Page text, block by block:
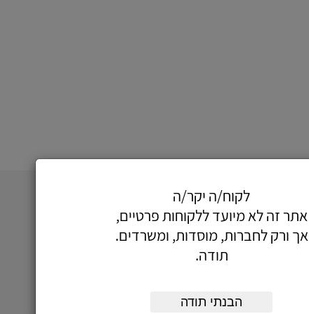
לקוח/ה יקר/ה
אתר זה לא מיועד ללקוחות פרטיים,
אך ורק לחברות, מוסדות, ומשרדים.
תודה.
הבנתי תודה